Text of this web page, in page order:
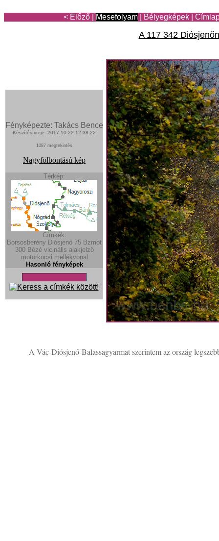
< Előző Mesefolyam Bélyegképek
A 117 342
Fényképezte: Takács Bence
Készítés ideje: 2017:10:22 12:38:22
1087 megtekintés
Nagyfölbontású kép
Térkép:
Címkék:
Borsosberény Diósjenő 75 Bzmot
300 Bézé vicinális alakjelzö
motorkocsi mellékvonal
Hasonló fényképek
A Vác-Diósjenő-Balassagyarmat szerintem az ország